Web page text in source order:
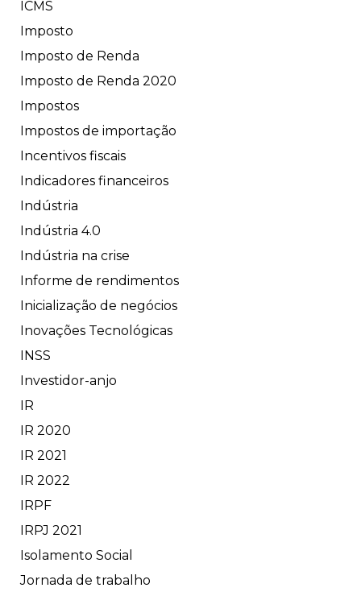
ICMS
Imposto
Imposto de Renda
Imposto de Renda 2020
Impostos
Impostos de importação
Incentivos fiscais
Indicadores financeiros
Indústria
Indústria 4.0
Indústria na crise
Informe de rendimentos
Inicialização de negócios
Inovações Tecnológicas
INSS
Investidor-anjo
IR
IR 2020
IR 2021
IR 2022
IRPF
IRPJ 2021
Isolamento Social
Jornada de trabalho